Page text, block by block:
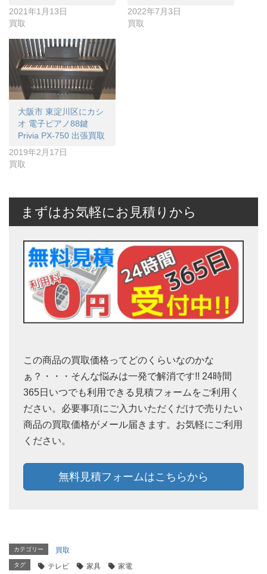
2021年1月13日
買取
2022年7月3日
買取
大阪市 東淀川区にカシ
オ 電子ピアノ88鍵
Privia PX-750 出張買取
2019年2月17日
買取
まずはお気軽にお見積りから
この商品の買取価格ってどのくらいなのかな
ぁ？・・・そんな悩みは一発で解消です!! 24時間
365日いつでも利用できる見積フォームをご利用く
ださい。必要事項にご入力いただくだけで売りたい
商品の買取価格がメール届きます。お気軽にご利用
ください。
無料見積フォームはこちらから
カテゴリー 買取
タグ テレビ 家具 家電